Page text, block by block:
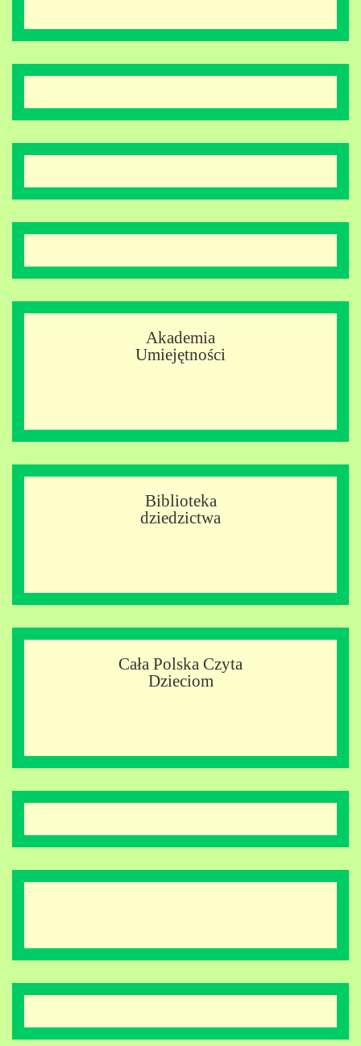
Akademia
Umiejętności
Biblioteka
dziedzictwa
Cała Polska Czyta
Dzieciom